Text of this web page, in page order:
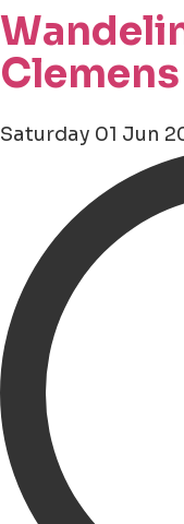
Clemens
Saturday 01 Jun